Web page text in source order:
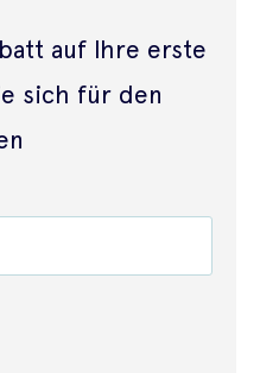
auf Ihre erste
sich für den